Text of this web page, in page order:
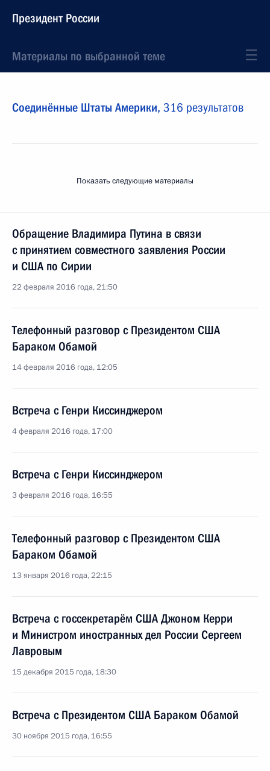
Президент России
Материалы по выбранной теме
Соединённые Штаты Америки, 316 результатов
Показать следующие материалы
Обращение Владимира Путина в связи
с принятием совместного заявления России
и США по Сирии
22 февраля 2016 года, 21:50
Телефонный разговор с Президентом США
Бараком Обамой
14 февраля 2016 года, 12:05
Встреча с Генри Киссинджером
4 февраля 2016 года, 17:00
Встреча с Генри Киссинджером
3 февраля 2016 года, 16:55
Телефонный разговор с Президентом США
Бараком Обамой
13 января 2016 года, 22:15
Встреча с госсекретарём США Джоном Керри
и Министром иностранных дел России Сергеем
Лавровым
15 декабря 2015 года, 18:30
Встреча с Президентом США Бараком Обамой
30 ноября 2015 года, 16:55